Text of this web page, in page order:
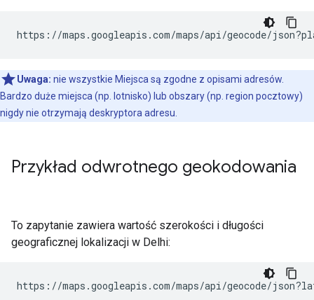
https://maps.googleapis.com/maps/api/geocode/
Uwaga: nie wszystkie Miejsca są zgodne z opisami adresów.
Bardzo duże miejsca (np. lotnisko) lub obszary (np. region pocztowy)
nigdy nie otrzymają deskryptora adresu.
Przykład odwrotnego geokodowania
To zapytanie zawiera wartość szerokości i długości
geograficznej lokalizacji w Delhi:
https://maps.googleapis.com/maps/api/geocode/